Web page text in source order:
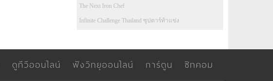
The Next Iron Chef
Infinite Challenge Thailand ซุปตาร์ท้าแข่ง
ดูทีวีออนไลน์ ฟังวิทยุออนไลน์ การ์ตูน ซิทคอม